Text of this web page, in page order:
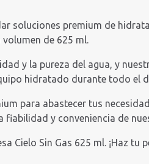
soluciones premium de
de 625 ml.
y la pureza del agua, y
hidratado durante todo el
para abastecer tus
fiabilidad y conveniencia de
Sin Gas 625 ml. ¡Haz tu